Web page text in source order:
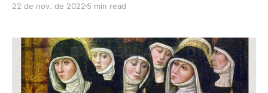
comentarles un poco cómo fue la experiencia. ¿Qué
organizada por el club
22 de nov. de 2022 5 min read